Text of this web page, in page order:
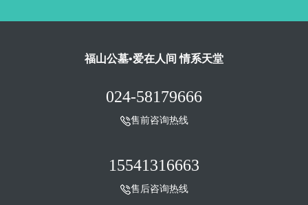
福山公墓•爱在人间 情系天堂
024-58179666
售前咨询热线
15541316663
售后咨询热线